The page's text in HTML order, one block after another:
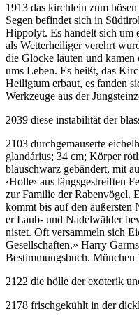
1913 das kirchlein zum bösen
Segen befindet sich in
Hippolyt. Es handelt sich
als Wetterheiliger verehrt
die Glocke läuten und
ums Leben. Es heißt, das
Heiligtum erbaut, es fanden
Werkzeuge aus der
2039 diese instabilität der
2103 durchgemauserte
glandárius; 34 cm; Körper
blauschwarz gebändert, mit
‹Holle› aus längsgestreiften
zur Familie der Rabenvögel.
kommt bis auf den äußersten
er Laub- und Nadelwälder
nistet. Oft versammeln sich
Gesellschaften.» Harry
Bestimmungsbuch. München
2122 die hölle der exoterik
2178 frischgekühlt in der